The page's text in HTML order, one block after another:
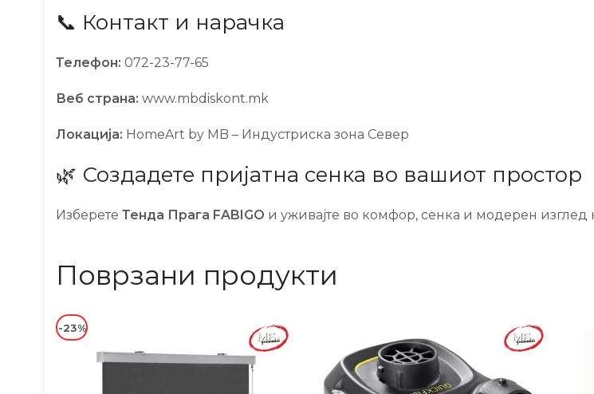
📞 Контакт и нарачка
Телефон: 072-23-77-65
Веб страна: www.mbdiskont.mk
Локација: HomeArt by MB – Индустриска зона Север
🌿 Создадете пријатна сенка во вашиот простор
Изберете Тенда Прага FABIGO и уживајте во комфор, сенка и модерен изглед
Поврзани продукти
-23%